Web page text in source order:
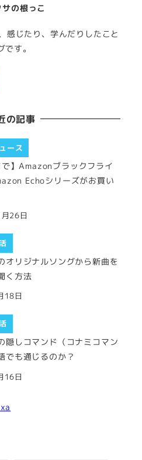
の根っこ
感じたり、学んだりしたこと
す。
の記事
ース
】Amazonブラックフライ
Echoシリーズがお買い
26日
オリジナルソングから新曲を
く方法
18日
隠しコマンド（コナミコマン
でも通じるのか？
16日